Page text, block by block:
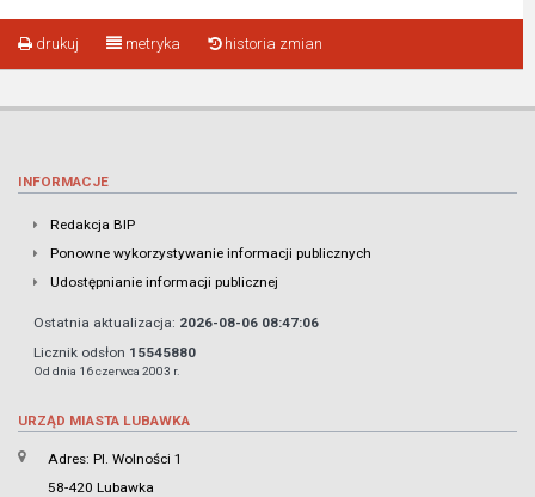
drukuj metryka historia zmian
INFORMACJE
Redakcja BIP
Ponowne wykorzystywanie informacji publicznych
Udostępnianie informacji publicznej
Ostatnia aktualizacja: 2026-08-06 08:47:06
Licznik odsłon 15545880
Od dnia 16 czerwca 2003 r.
URZĄD MIASTA LUBAWKA
Adres: Pl. Wolności 1
58-420 Lubawka